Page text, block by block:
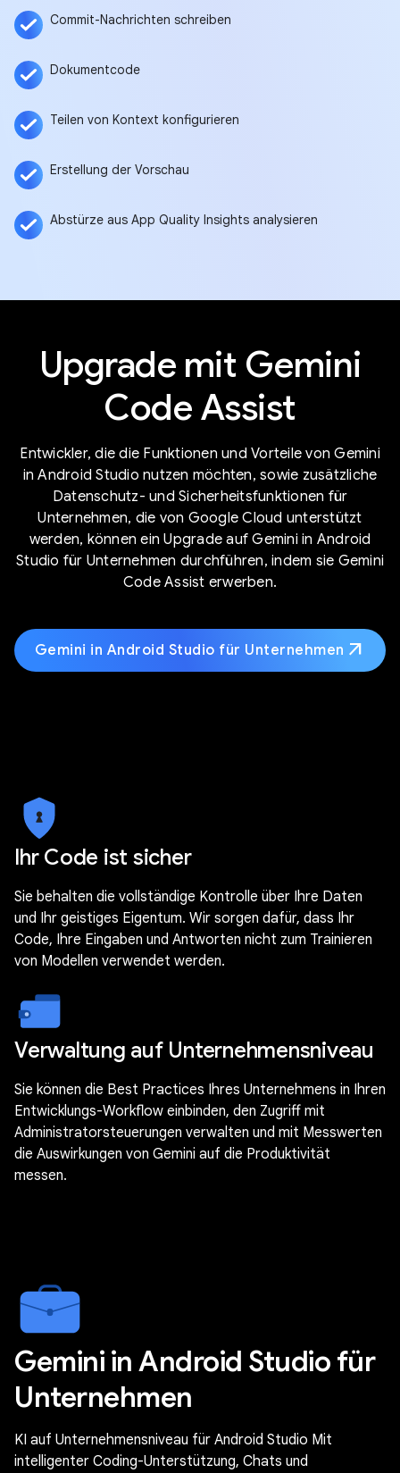
Commit-Nachrichten schreiben
Dokumentcode
Teilen von Kontext konfigurieren
Erstellung der Vorschau
Abstürze aus App Quality Insights analysieren
Upgrade mit Gemini
Code Assist
Entwickler, die die Funktionen und Vorteile von Gemini
in Android Studio nutzen möchten, sowie zusätzliche
Datenschutz- und Sicherheitsfunktionen für
Unternehmen, die von Google Cloud unterstützt
werden, können ein Upgrade auf Gemini in Android
Studio für Unternehmen durchführen, indem sie Gemini
Code Assist erwerben.
Gemini in Android Studio für Unternehmen arrow_outward
Ihr Code ist sicher
Sie behalten die vollständige Kontrolle über Ihre Daten
und Ihr geistiges Eigentum. Wir sorgen dafür, dass Ihr
Code, Ihre Eingaben und Antworten nicht zum Trainieren
von Modellen verwendet werden.
Verwaltung auf Unternehmensniveau
Sie können die Best Practices Ihres Unternehmens in Ihren
Entwicklungs-Workflow einbinden, den Zugriff mit
Administratorsteuerungen verwalten und mit Messwerten
die Auswirkungen von Gemini auf die Produktivität
messen.
Gemini in Android Studio für
Unternehmen
KI auf Unternehmensniveau für Android Studio Mit
intelligenter Coding-Unterstützung, Chats und